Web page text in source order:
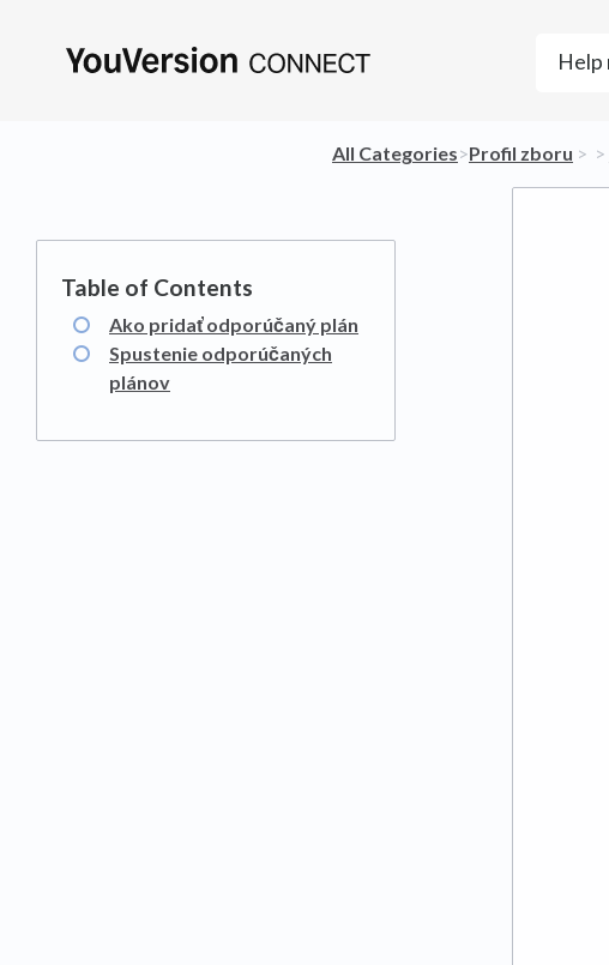
All Categories​>​​Profil zboru ​ > ​ ​ > ​
Ako pridať odporúčaný plán
Spustenie odporúčaných
plánov